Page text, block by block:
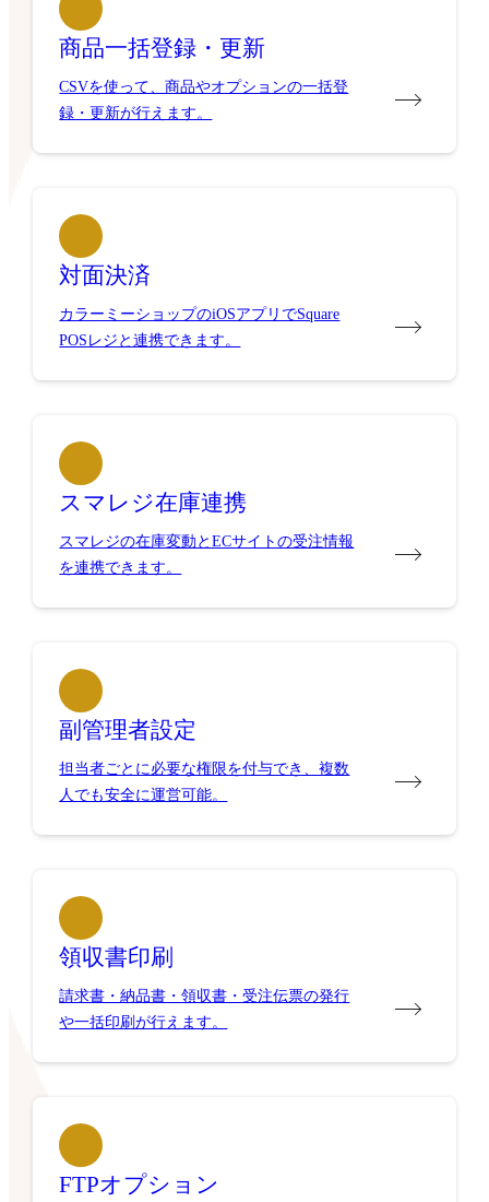
商品一括登録・更新
CSVを使って、商品やオプションの一括登
録・更新が行えます。
対面決済
カラーミーショップのiOSアプリでSquare
POSレジと連携できます。
スマレジ在庫連携
スマレジの在庫変動とECサイトの受注情報
を連携できます。
副管理者設定
担当者ごとに必要な権限を付与でき、複数
人でも安全に運営可能。
領収書印刷
請求書・納品書・領収書・受注伝票の発行
や一括印刷が行えます。
FTPオプション